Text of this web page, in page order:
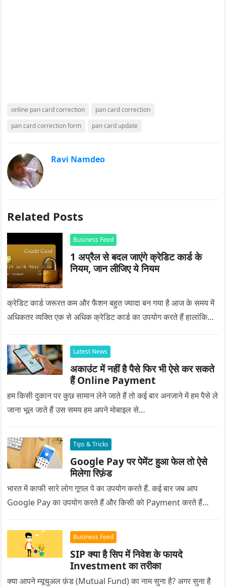
online pan card correction
pan card correction
pan card correction form
pan card update
Ravi Namdeo
Related Posts
Business Feed
1 अप्रैल से बदल जाएंगे क्रेडिट कार्ड के
नियम, जान लीजिए ये नियम
क्रेडिट कार्ड जरूरत कम और फैशन बहुत ज्यादा बन गया है आज के समय में
अधिकतर व्यक्ति एक से अधिक क्रेडिट कार्ड का उपयोग करते हैं हालांकि…
Latest News
अकाउंट में नहीं है पैसे फिर भी ऐसे कर सकते
हैं Online Payment
हम किसी दुकान पर कुछ सामान लेने जाते हैं तो कई बार अनजाने में हम पैसे ले
जाना भूल जाते हैं उस समय हम अपने मोबाइल से…
Tips & Tricks
Google Pay पर पेमेंट हुआ फेल तो ऐसे
मिलेगा रिफ़ंड
भारत में काफी सारे लोग गूगल पे का उपयोग करते हैं. कई बार जब आप
Google Pay का उपयोग करते हैं और किसी को Payment करते हैं…
Business Feed
SIP क्या है सिप में निवेश के फायदे
Investment का तरीका
क्या आपने म्यूचुअल फ़ंड (Mutual Fund) का नाम सुना है? अगर सुना है